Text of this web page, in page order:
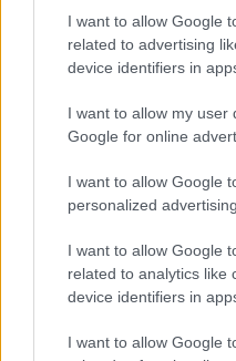
I want to allow Google
related to advertising
device identifiers in
I want to allow my user
Google for online
I want to allow Google
personalized advertising.
I want to allow Google
related to analytics like
device identifiers in
I want to allow Google
2023. február 15. 14:40
Bíróság elé idézik
szembement az uniós
ügyben